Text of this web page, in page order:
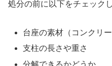
処分の前に以下をチェック
台座の素材（コンクリ
支柱の長さや重さ
分解できるかどうか